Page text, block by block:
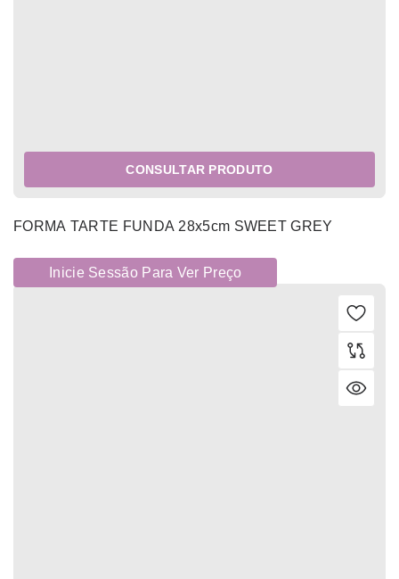
CONSULTAR PRODUTO
FORMA TARTE FUNDA 28x5cm SWEET GREY
Inicie Sessão Para Ver Preço